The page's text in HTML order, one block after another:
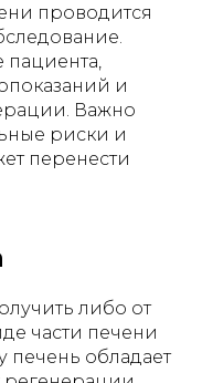
проводится
пациента,
и
Важно
риски и
перенести
либо от
части печени
печень обладает